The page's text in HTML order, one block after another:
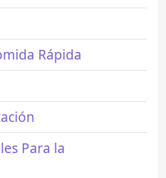
Rápida
Para la